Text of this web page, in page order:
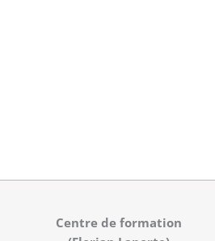
Centre de formation